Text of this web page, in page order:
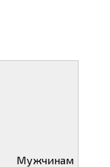
Мужчинам